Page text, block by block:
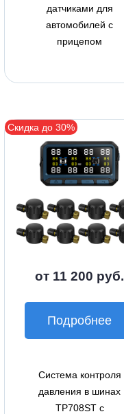
датчиками для
автомобилей с
прицепом
Скидка до 30%
от 11 200 руб.
Подробнее
Система контроля
давления в шинах
TP708ST с